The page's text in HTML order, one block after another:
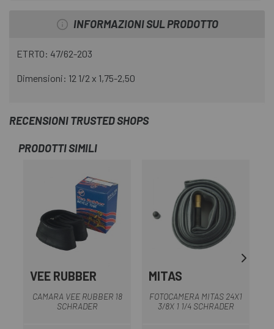
INFORMAZIONI SUL PRODOTTO
ETRTO: 47/62-203
Dimensioni: 12 1/2 x 1,75-2,50
RECENSIONI TRUSTED SHOPS
PRODOTTI SIMILI
VEE RUBBER
CAMARA VEE RUBBER 18
SCHRADER
MITAS
FOTOCAMERA MITAS 24X1
3/8X 1 1/4 SCHRADER